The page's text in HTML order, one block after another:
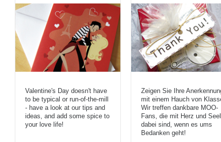
Valentine's Day doesn't have
to be typical or run-of-the-mill
- have a look at our tips and
ideas, and add some spice to
your love life!
Zeigen Sie Ihre
mit einem Hauch von
Wir treffen dankbare MOO-
Fans, die mit Herz und
dabei sind, wenn es ums
Bedanken geht!